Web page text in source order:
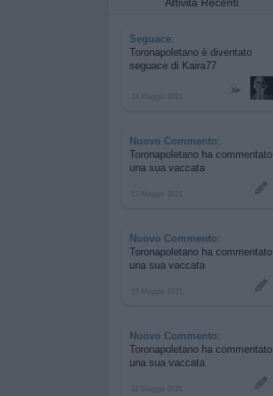
Seguace:
Toronapoletano è diventato
seguace di Kaira77
Nuovo Commento:
Toronapoletano ha commentato
una sua vaccata
Nuovo Commento:
Toronapoletano ha commentato
una sua vaccata
Nuovo Commento:
Toronapoletano ha commentato
una sua vaccata